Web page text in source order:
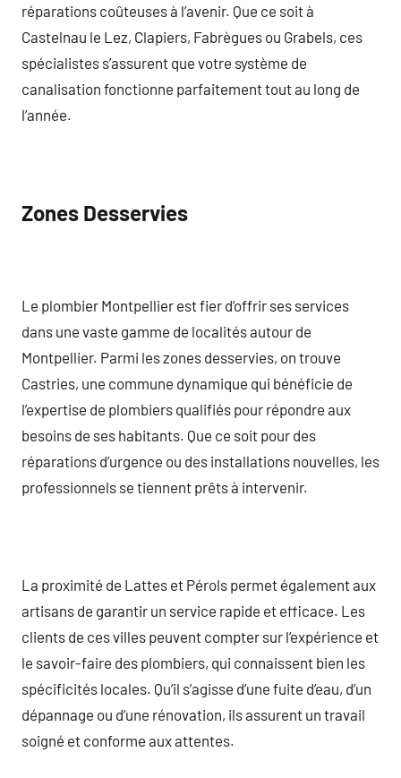
réparations coûteuses à l’avenir. Que ce soit à
Castelnau le Lez, Clapiers, Fabrègues ou Grabels, ces
spécialistes s’assurent que votre système de
canalisation fonctionne parfaitement tout au long de
l’année.
Zones Desservies
Le plombier Montpellier est fier d’offrir ses services
dans une vaste gamme de localités autour de
Montpellier. Parmi les zones desservies, on trouve
Castries, une commune dynamique qui bénéficie de
l’expertise de plombiers qualifiés pour répondre aux
besoins de ses habitants. Que ce soit pour des
réparations d’urgence ou des installations nouvelles, les
professionnels se tiennent prêts à intervenir.
La proximité de Lattes et Pérols permet également aux
artisans de garantir un service rapide et efficace. Les
clients de ces villes peuvent compter sur l’expérience et
le savoir-faire des plombiers, qui connaissent bien les
spécificités locales. Qu’il s’agisse d’une fuite d’eau, d’un
dépannage ou d’une rénovation, ils assurent un travail
soigné et conforme aux attentes.